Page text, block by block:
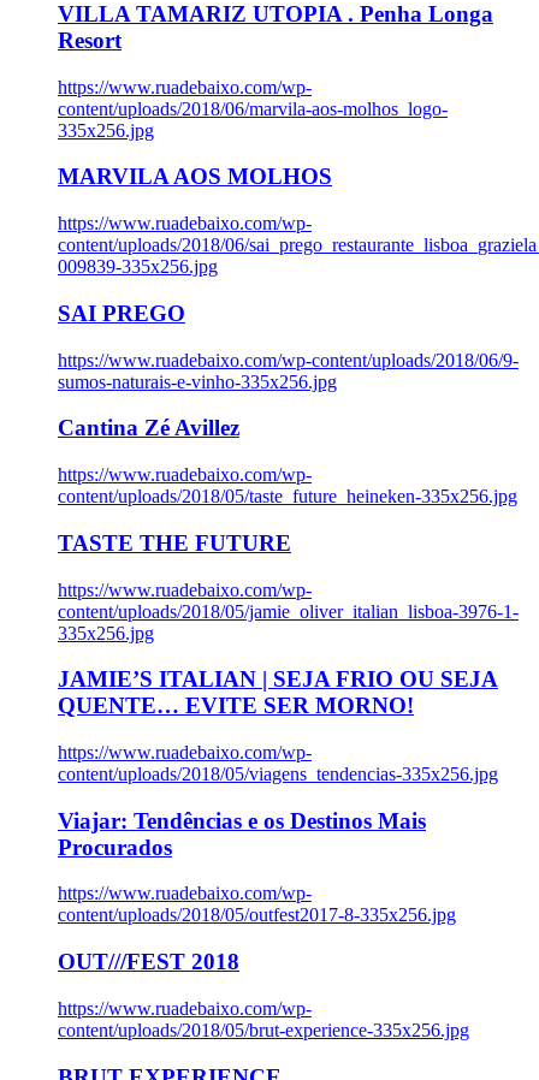
VILLA TAMARIZ UTOPIA . Penha Longa
Resort
https://www.ruadebaixo.com/wp-
content/uploads/2018/06/marvila-aos-molhos_logo-
335x256.jpg
MARVILA AOS MOLHOS
https://www.ruadebaixo.com/wp-
content/uploads/2018/06/
009839-335x256.jpg
SAI PREGO
https://www.ruadebaixo.com/wp-content/uploads/2018/06/9-
sumos-naturais-e-vinho-335x256.jpg
Cantina Zé Avillez
https://www.ruadebaixo.com/wp-
content/uploads/2018/05/taste_future_heineken-335x256.jpg
TASTE THE FUTURE
https://www.ruadebaixo.com/wp-
content/uploads/2018/05/jamie_oliver_italian_lisboa-3976-1-
335x256.jpg
JAMIE’S ITALIAN | SEJA FRIO OU SEJA
QUENTE… EVITE SER MORNO!
https://www.ruadebaixo.com/wp-
content/uploads/2018/05/viagens_tendencias-335x256.jpg
Viajar: Tendências e os Destinos Mais
Procurados
https://www.ruadebaixo.com/wp-
content/uploads/2018/05/outfest2017-8-335x256.jpg
OUT///FEST 2018
https://www.ruadebaixo.com/wp-
content/uploads/2018/05/brut-experience-335x256.jpg